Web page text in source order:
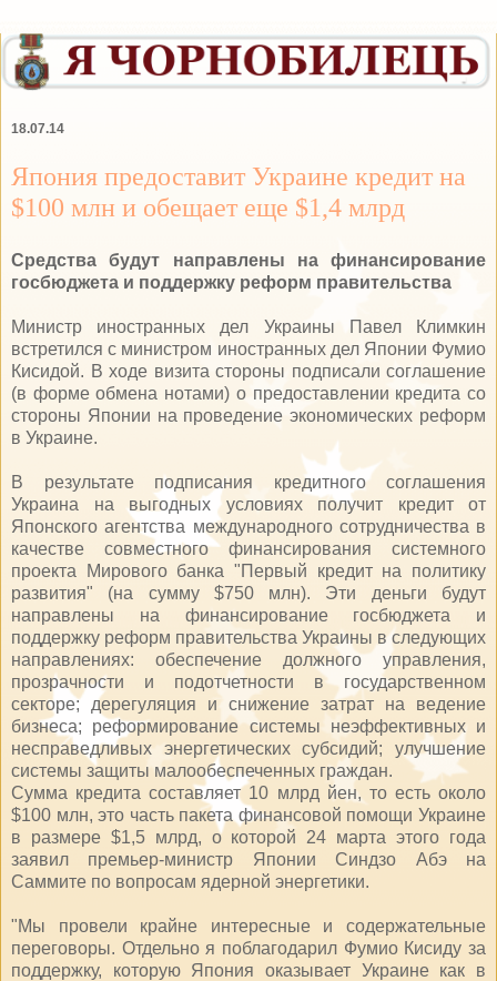
18.07.14
Япония предоставит Украине кредит на
$100 млн и обещает еще $1,4 млрд
Средства будут направлены на финансирование
госбюджета и поддержку реформ правительства
Министр иностранных дел Украины Павел Климкин
встретился с министром иностранных дел Японии Фумио
Кисидой. В ходе визита стороны подписали соглашение
(в форме обмена нотами) о предоставлении кредита со
стороны Японии на проведение экономических реформ
в Украине.
В результате подписания кредитного соглашения
Украина на выгодных условиях получит кредит от
Японского агентства международного сотрудничества в
качестве совместного финансирования системного
проекта Мирового банка "Первый кредит на политику
развития" (на сумму $750 млн). Эти деньги будут
направлены на финансирование госбюджета и
поддержку реформ правительства Украины в следующих
направлениях: обеспечение должного управления,
прозрачности и подотчетности в государственном
секторе; дерегуляция и снижение затрат на ведение
бизнеса; реформирование системы неэффективных и
несправедливых энергетических субсидий; улучшение
системы защиты малообеспеченных граждан.
Сумма кредита составляет 10 млрд йен, то есть около
$100 млн, это часть пакета финансовой помощи Украине
в размере $1,5 млрд, о которой 24 марта этого года
заявил премьер-министр Японии Синдзо Абэ на
Саммите по вопросам ядерной энергетики.
"Мы провели крайне интересные и содержательные
переговоры. Отдельно я поблагодарил Фумио Кисиду за
поддержку, которую Япония оказывает Украине как в